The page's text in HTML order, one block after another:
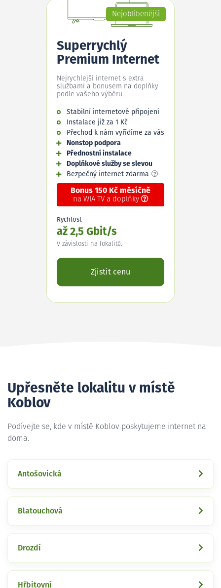
Nejoblíbenější
Superrychlý
Premium Internet
Nejrychlejší internet s extra
službami a bonusem na doplňky
podle vašeho výběru.
Stabilní internetové připojení
Instalace již za 1 Kč
Přechod k nám vyřídíme za vás
Nonstop podpora
Přednostní instalace
Doplňkové služby se slevou
Bezpečný internet zdarma
Bonus 150 Kč měsíčně
na WIA TV a doplňky
Rychlost
až 2,5 Gbit/s
V závislosti na lokalitě.
Zjistit cenu
Upřesněte lokalitu v místě
Koblov
Podívejte se, kde v místě Koblov poskytujeme internet na
doma.
Antošovická
Blatouchová
Drozdí
Hřbitovní